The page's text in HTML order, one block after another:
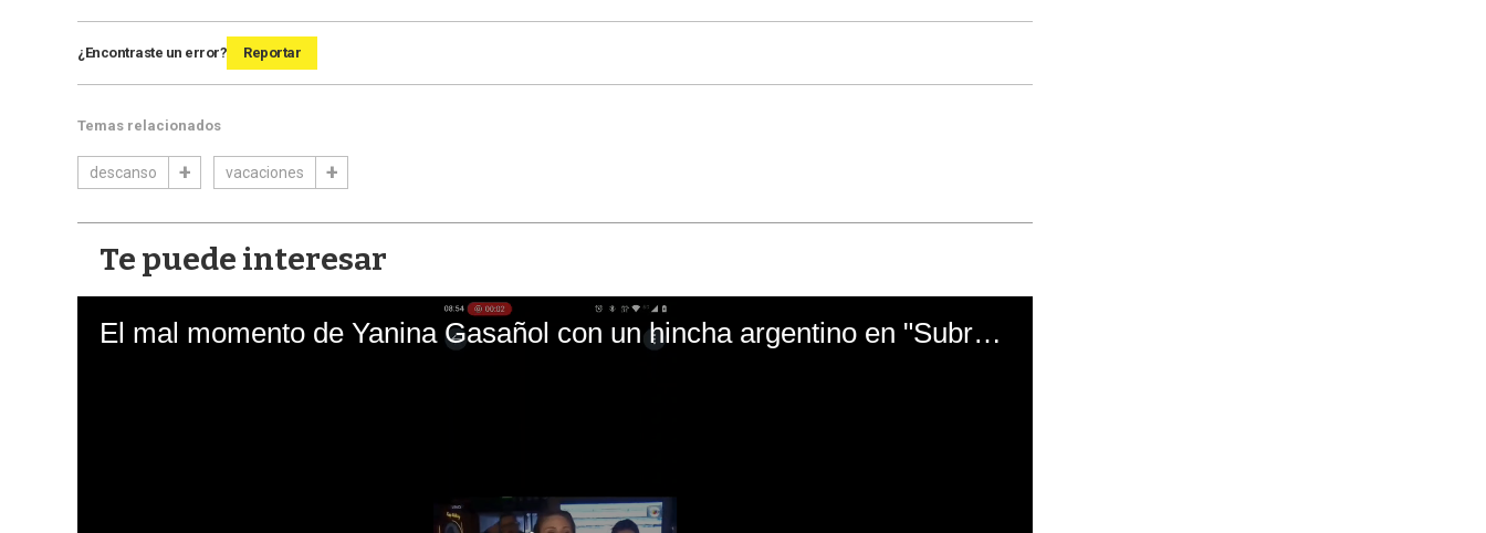
¿Encontraste un error? Reportar
Temas relacionados
descanso vacaciones
Te puede interesar
El mal momento de Yanina Gasañol con un hincha argentino en "Subrayado"